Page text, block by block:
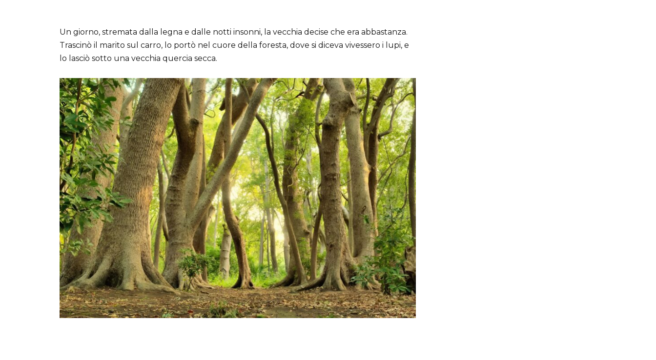
Un giorno, stremata dalla legna e dalle notti insonni, la vecchia decise che era abbastanza.
Trascinò il marito sul carro, lo portò nel cuore della foresta, dove si diceva vivessero i lupi, e
lo lasciò sotto una vecchia quercia secca.